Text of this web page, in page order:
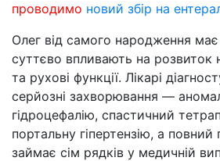
проводимо новий збір на
Олег від самого народження
суттєво впливають на розвиток
та рухові функції. Лікарі
серйозні захворювання —
гідроцефалію, спастичний
портальну гіпертензію, а повний
займає сім рядків у медичній